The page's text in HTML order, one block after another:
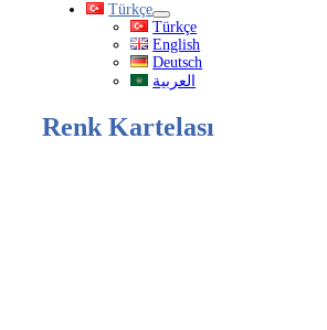
Türkçe
Türkçe
English
Deutsch
العربية
Renk Kartelası